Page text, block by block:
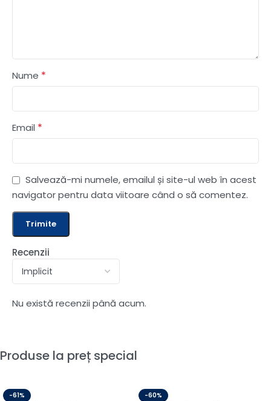
Recenzii
Nu există recenzii până acum.
Nume *
Email *
Salvează-mi numele, emailul și site-ul web în acest
navigator pentru data viitoare când o să comentez.
Produse la preț special
-61% -60%